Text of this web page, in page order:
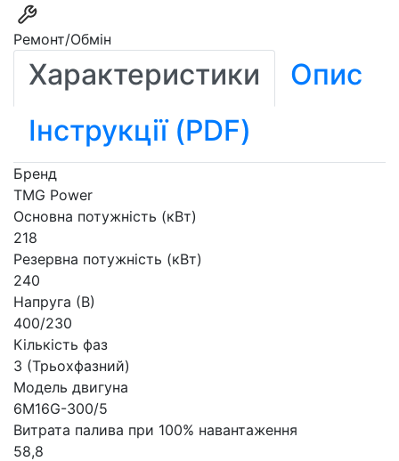
Ремонт/Обмін
Характеристики
Опис
Інструкції (PDF)
Бренд
TMG Power
Основна потужність (кВт)
218
Резервна потужність (кВт)
240
Напруга (В)
400/230
Кількість фаз
3 (Трьохфазний)
Модель двигуна
6M16G-300/5
Витрата палива при 100% навантаження
58,8